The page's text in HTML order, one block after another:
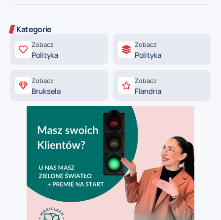
Kategorie
Zobacz
Polityka
Zobacz
Polityka
Zobacz
Bruksela
Zobacz
Flandria